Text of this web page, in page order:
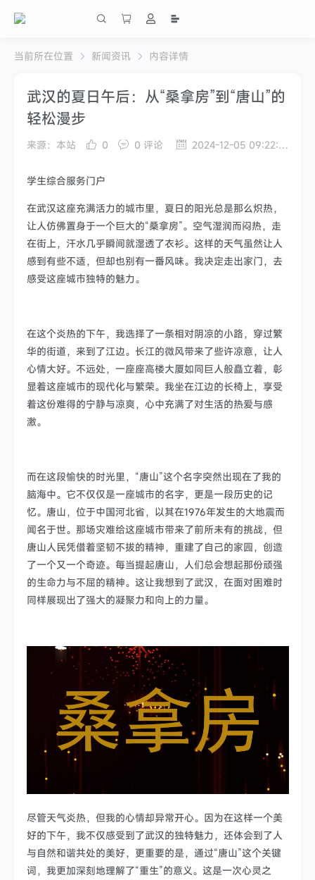
当前所在位置 新闻资讯 内容详情
武汉的夏日午后：从“桑拿房”到“唐山”的
轻松漫步
来源：本站 0 0 评论 2024-12-05 09:22:13
学生综合服务门户
在武汉这座充满活力的城市里，夏日的阳光总是那么炽热，
让人仿佛置身于一个巨大的“桑拿房”。空气湿润而闷热，走
在街上，汗水几乎瞬间就湿透了衣衫。这样的天气虽然让人
感到有些不适，但却也别有一番风味。我决定走出家门，去
感受这座城市独特的魅力。
在这个炎热的下午，我选择了一条相对阴凉的小路，穿过繁
华的街道，来到了江边。长江的微风带来了些许凉意，让人
心情大好。不远处，一座座高楼大厦如同巨人般矗立着，彰
显着这座城市的现代化与繁荣。我坐在江边的长椅上，享受
着这份难得的宁静与凉爽，心中充满了对生活的热爱与感
激。
而在这段愉快的时光里，“唐山”这个名字突然出现在了我的
脑海中。它不仅仅是一座城市的名字，更是一段历史的记
忆。唐山，位于中国河北省，以其在1976年发生的大地震而
闻名于世。那场灾难给这座城市带来了前所未有的挑战，但
唐山人民凭借着坚韧不拔的精神，重建了自己的家园，创造
了一个又一个奇迹。每当提起唐山，人们总会想起那份顽强
的生命力与不屈的精神。这让我想到了武汉，在面对困难时
同样展现出了强大的凝聚力和向上的力量。
尽管天气炎热，但我的心情却异常开心。因为在这样一个美
好的下午，我不仅感受到了武汉的独特魅力，还体会到了人
与自然和谐共处的美好，更重要的是，通过“唐山”这个关键
词，我更加深刻地理解了“重生”的意义。这是一次心灵之